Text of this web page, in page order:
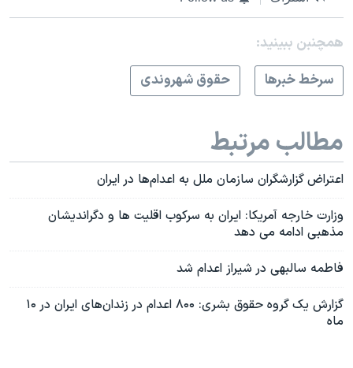
همچنبن ببینید:
سرخط خبرها
حقوق شهروندی
مطالب مرتبط
اعتراض گزارشگران سازمان ملل به اعدام‌ها در ایران
وزارت خارجه آمریکا: ایران به سرکوب اقلیت ها و دگراندیشان
مذهبی ادامه می دهد
فاطمه سالبهی در شیراز اعدام شد
گزارش یک گروه حقوق بشری: ۸۰۰ اعدام در زندان‌های ایران در ۱۰
ماه